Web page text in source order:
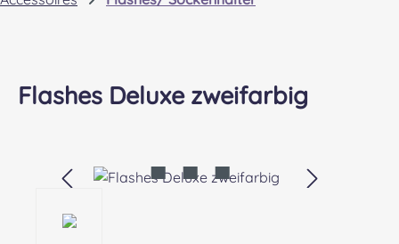
Flashes Deluxe zweifarbig
Bildergalerie überspringen